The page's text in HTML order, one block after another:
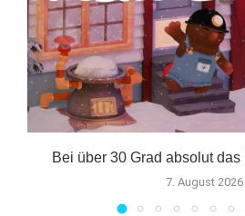
Bei über 30 Grad absolut das
7. August 2026